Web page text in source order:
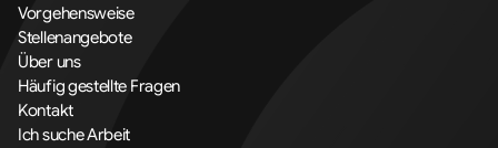
Vorgehensweise
Stellenangebote
Über uns
Häufig gestellte Fragen
Kontakt
Ich suche Arbeit